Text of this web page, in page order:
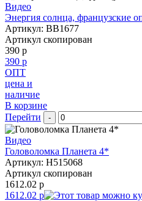
Видео
Энергия солнца, французские
Артикул: BB1677
Артикул скопирован
390 р
390 р
ОПТ
цена и
наличие
В корзине
Перейти
-
Видео
Головоломка Планета 4*
Артикул: H515068
Артикул скопирован
1612.02 р
1612.02 р